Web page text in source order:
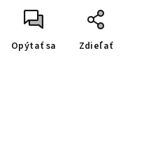
Opýtať sa Zdieľať